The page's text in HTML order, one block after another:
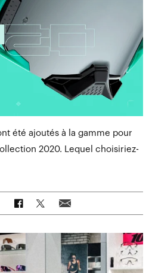
été ajoutés à la gamme pour
2020. Lequel choisiriez-
Partager sur Facebook
Partager sur TwitterPartager par e-mail